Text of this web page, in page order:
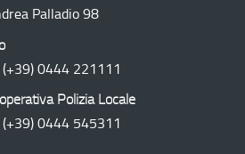
Palladio 98
(+39) 0444 221111
Polizia Locale
(+39) 0444 545311